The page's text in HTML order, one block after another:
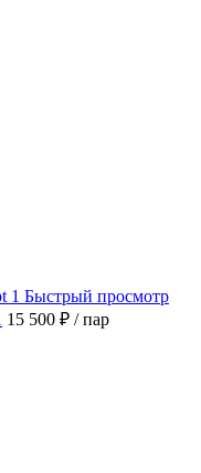
Быстрый просмотр
15 500 ₽ / пар